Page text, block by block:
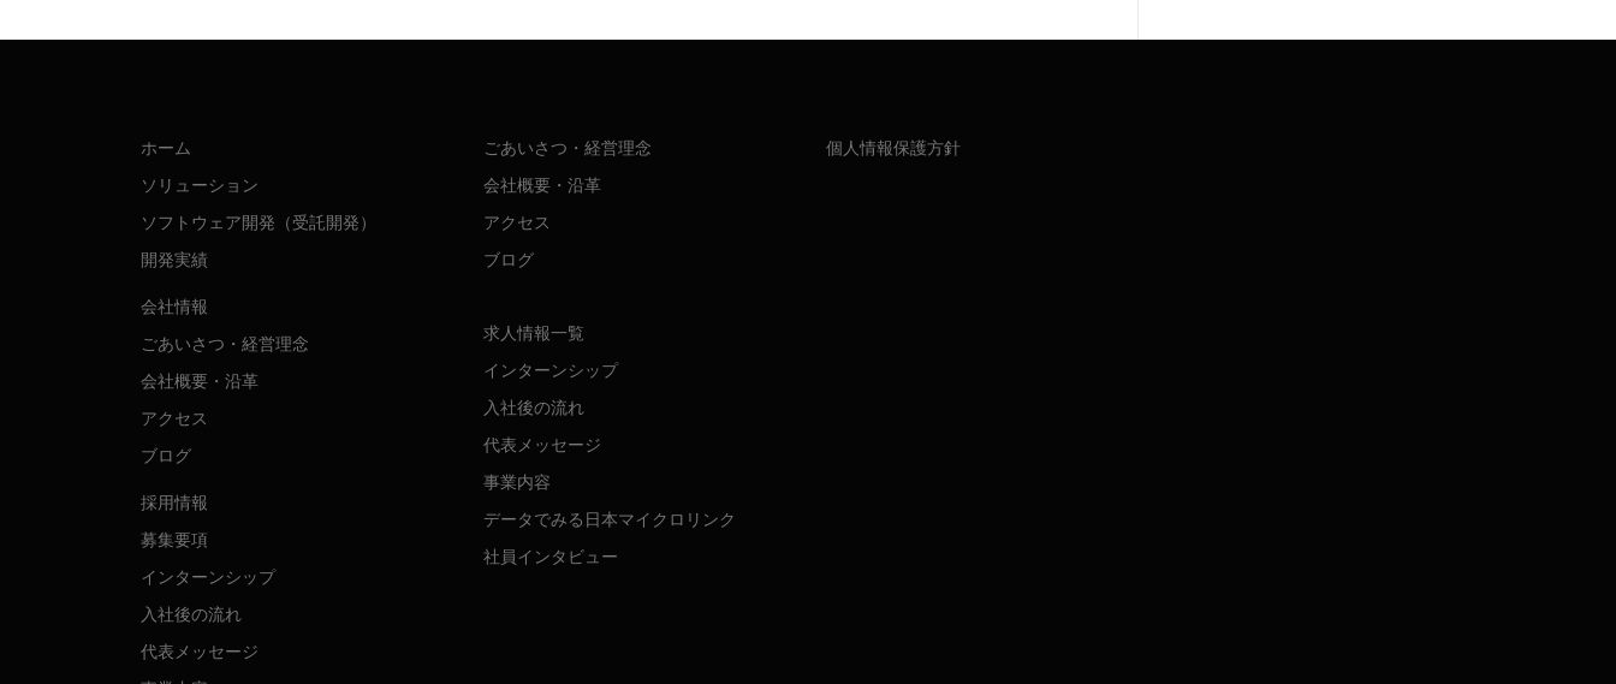
ホーム
ソリューション
ソフトウェア開発（受託開発）
開発実績
会社情報
ごあいさつ・経営理念
会社概要・沿革
アクセス
ブログ
採用情報
募集要項
インターンシップ
入社後の流れ
代表メッセージ
ごあいさつ・経営理念
会社概要・沿革
アクセス
ブログ
求人情報一覧
インターンシップ
入社後の流れ
代表メッセージ
事業内容
データでみる日本マイクロリンク
社員インタビュー
個人情報保護方針